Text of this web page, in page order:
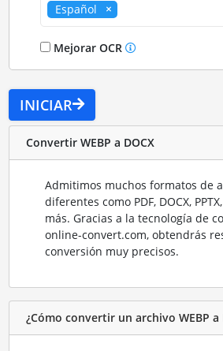
Español
Mejorar OCR
INICIAR
Convertir WEBP a DOCX
Admitimos muchos formatos de
diferentes como PDF, DOCX,
más. Gracias a la tecnología de
online-convert.com, obtendrás
conversión muy precisos.
¿Cómo convertir un archivo WEBP a